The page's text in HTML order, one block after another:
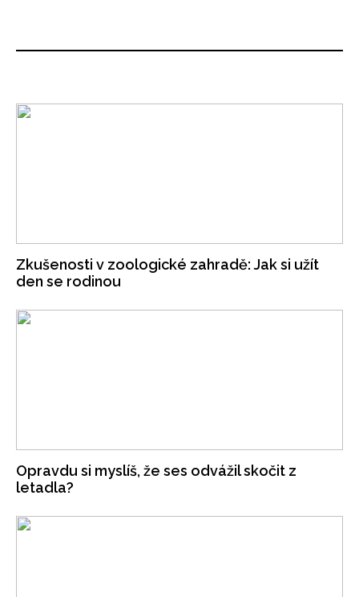
Zkušenosti v zoologické zahradě: Jak si užít
den se rodinou
Opravdu si myslíš, že ses odvážil skočit z
letadla?